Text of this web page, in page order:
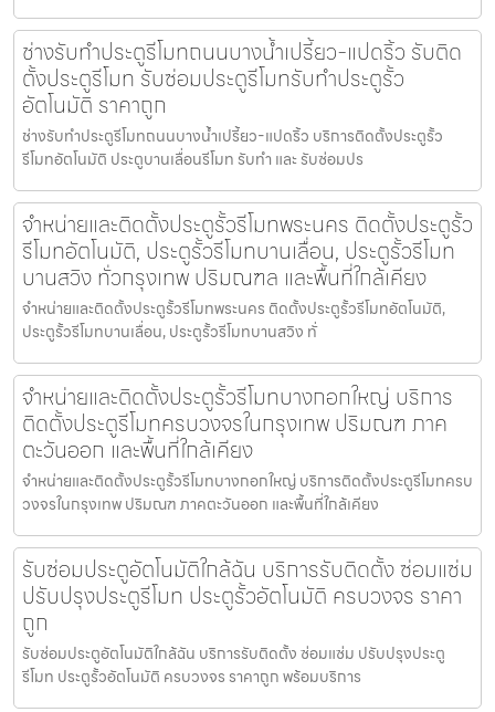
ช่างรับทำประตูรีโมทถนนบางน้ำเปรี้ยว-แปดริ้ว รับติด
ตั้งประตูรีโมท รับซ่อมประตูรีโมทรับทำประตูรั้ว
อัตโนมัติ ราคาถูก
ช่างรับทำประตูรีโมทถนนบางน้ำเปรี้ยว-แปดริ้ว บริการติดตั้งประตูรั้ว
รีโมทอัตโนมัติ ประตูบานเลื่อนรีโมท รับทำ และ รับซ่อมปร
จำหน่ายและติดตั้งประตูรั้วรีโมทพระนคร ติดตั้งประตูรั้ว
รีโมทอัตโนมัติ, ประตูรั้วรีโมทบานเลื่อน, ประตูรั้วรีโมท
บานสวิง ทั่วกรุงเทพ ปริมณฑล และพื้นที่ใกล้เคียง
จำหน่ายและติดตั้งประตูรั้วรีโมทพระนคร ติดตั้งประตูรั้วรีโมทอัตโนมัติ,
ประตูรั้วรีโมทบานเลื่อน, ประตูรั้วรีโมทบานสวิง ทั่
จำหน่ายและติดตั้งประตูรั้วรีโมทบางกอกใหญ่ บริการ
ติดตั้งประตูรีโมทครบวงจรในกรุงเทพ ปริมณฑ ภาค
ตะวันออก และพื้นที่ใกล้เคียง
จำหน่ายและติดตั้งประตูรั้วรีโมทบางกอกใหญ่ บริการติดตั้งประตูรีโมทครบ
วงจรในกรุงเทพ ปริมณฑ ภาคตะวันออก และพื้นที่ใกล้เคียง
รับซ่อมประตูอัตโนมัติใกล้ฉัน บริการรับติดตั้ง ซ่อมแซ่ม
ปรับปรุงประตูรีโมท ประตูรั้วอัตโนมัติ ครบวงจร ราคา
ถูก
รับซ่อมประตูอัตโนมัติใกล้ฉัน บริการรับติดตั้ง ซ่อมแซ่ม ปรับปรุงประตู
รีโมท ประตูรั้วอัตโนมัติ ครบวงจร ราคาถูก พร้อมบริการ